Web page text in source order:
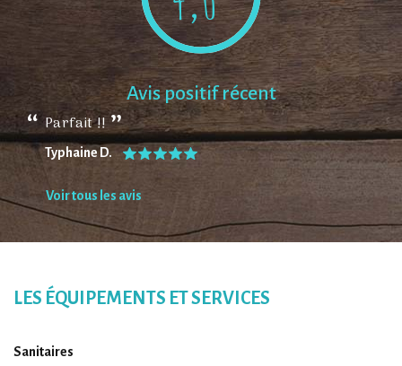
Avis positif récent
Parfait !!
Typhaine D.
Voir tous les avis
LES ÉQUIPEMENTS ET SERVICES
Sanitaires